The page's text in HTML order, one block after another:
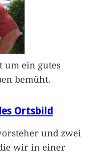
um ein gutes
bemüht.
Ortsbild
und zwei
wir in einer